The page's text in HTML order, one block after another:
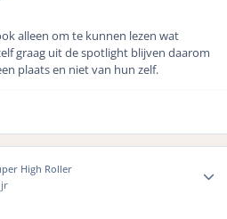
alleen om te kunnen lezen wat
graag uit de spotlight blijven daarom
plaats en niet van hun zelf.
High Roller